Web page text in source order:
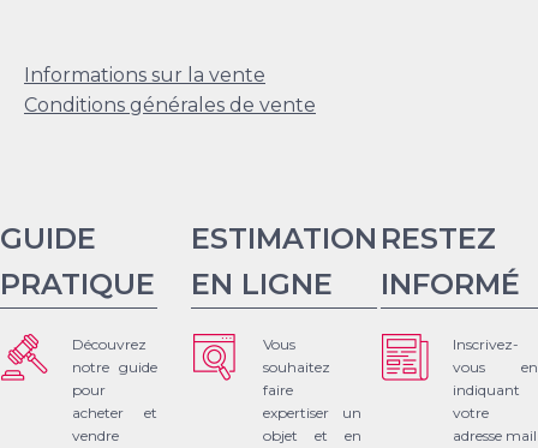
Informations sur la vente
Conditions générales de vente
GUIDE
PRATIQUE
Découvrez
notre guide
pour
acheter et
vendre
ESTIMATION
EN LIGNE
Vous
souhaitez
faire
expertiser un
objet et en
RESTEZ
INFORMÉ
Inscrivez-
vous en
indiquant
votre
adresse mail